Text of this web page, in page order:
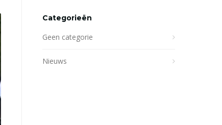
Categorieën
Geen categorie
Nieuws